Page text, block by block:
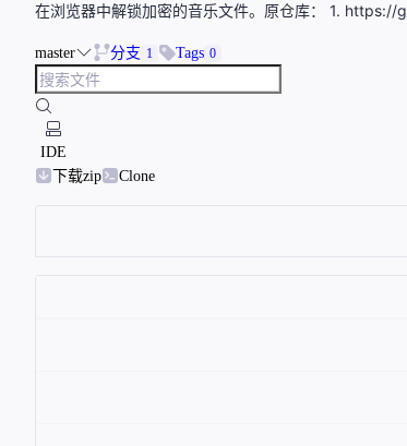
在浏览器中解锁加密的音乐文件。原仓库： 1.
master 分支 1 Tags 0
IDE
下载zip
Clone